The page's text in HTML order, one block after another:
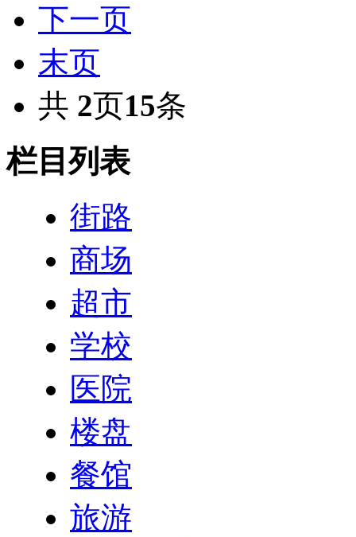
下一页
末页
共 2页15条
栏目列表
街路
商场
超市
学校
医院
楼盘
餐馆
旅游